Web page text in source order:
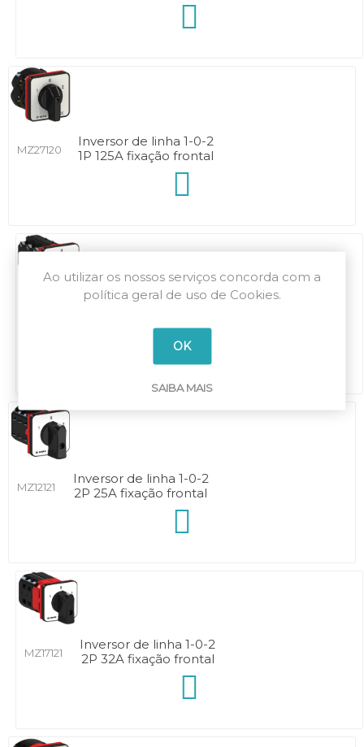
MZ27120
Inversor de linha 1-0-2
1P 125A fixação frontal
2P 20A fixação frontal
MZ12121
Inversor de linha 1-0-2
2P 25A fixação frontal
MZ17121
Inversor de linha 1-0-2
2P 32A fixação frontal
Ao utilizar os nossos serviços concorda com a
política geral de uso de Cookies.
OK
SAIBA MAIS